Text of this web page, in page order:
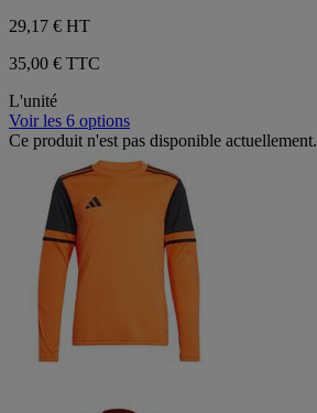
29,17 € HT
35,00 € TTC
L'unité
Voir les 6 options
Ce produit n'est pas disponible actuellement.